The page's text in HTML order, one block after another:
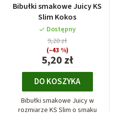
Bibułki smakowe Juicy KS
Slim Kokos
Dostępny
5,20 zł
9,20 zł
(–43 %)
DO KOSZYKA
Bibułki smakowe Juicy w
rozmiarze KS Slim o smaku